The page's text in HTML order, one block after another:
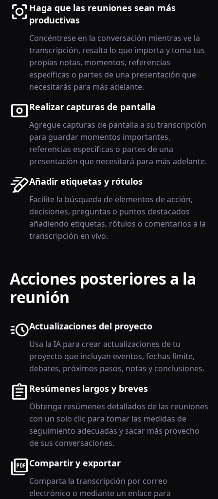
Haga que las reuniones sean más
productivas
Concéntrese en la conversación mientras ve la
transcripción, resalta lo que importa y toma tus
propias notas, momentos, referencias
específicas o partes de una presentación que
necesitarás para más adelante.
Realizar capturas de pantalla
Agregue capturas de pantalla a su transcripción
para guardar momentos importantes,
referencias específicas o partes de una
presentación que necesitará para más adelante.
Añadir etiquetas y rótulos
Facilite la búsqueda de elementos de acción,
decisiones, preguntas o puntos destacados
añadiendo etiquetas, rótulos o comentarios a la
transcripción en vivo.
Acciones posteriores a la
reunión
Actualizaciones del proyecto
Usa la IA para crear actualizaciones de tu
proyecto que incluyan eventos, fechas límite,
debates, próximos pasos, notas y conclusiones.
Resúmenes largos y breves
Obtenga resúmenes detallados de las reuniones
con un solo clic para tomar las medidas de
seguimiento adecuadas y sacar más provecho
de sus conversaciones.
Compartir y exportar
Comparta la transcripción por correo
electrónico o mediante un enlace para